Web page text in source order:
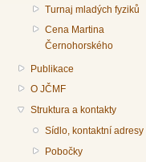
Turnaj mladých fyziků
Cena Martina
Černohorského
Publikace
O JČMF
Struktura a kontakty
Sídlo, kontaktní adresy
Pobočky